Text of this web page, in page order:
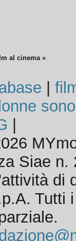
al cinema »
Siae n.
di
Tutti